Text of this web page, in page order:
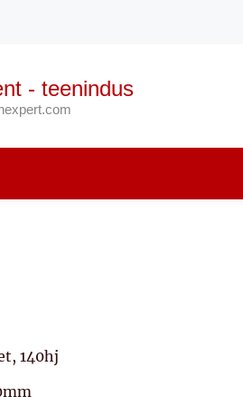
- teenindus
140hj